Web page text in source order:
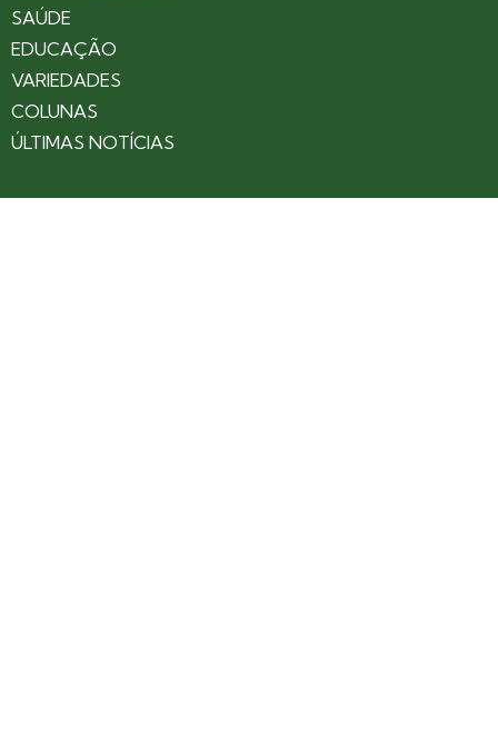
SAÚDE
EDUCAÇÃO
VARIEDADES
COLUNAS
ÚLTIMAS NOTÍCIAS